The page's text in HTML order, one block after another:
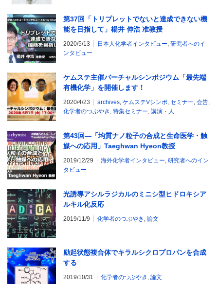
第37回「トリプレットでないと達成できない機
能を目指して」楊井 伸浩 准教授
2020/5/13 日本人化学者インタビュー, 研究者へのイ
ンタビュー
ケムステ主催バーチャルシンポジウム「最先端
有機化学」を開催します！
2020/4/23 archives, ケムステVシンポ, セミナー, 会告,
化学者のつぶやき , 特集セミナー, 講演・人
第43回―「均質ナノ粒子の合成と生命医学・触
媒への応用」Taeghwan Hyeon教授
2019/12/29 海外化学者インタビュー, 研究者へのイン
タビュー
光誘導アシルラジカルのミニシ型ヒドロキシア
ルキル化反応
2019/11/9 化学者のつぶやき , 論文
励起状態複合体でキラルシクロプロパンを合成
する
2019/10/31 化学者のつぶやき , 論文